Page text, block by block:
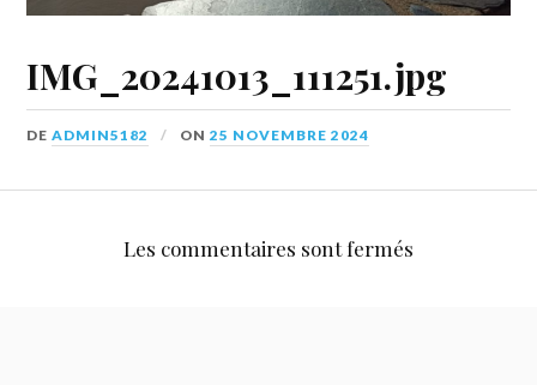
IMG_20241013_111251.jpg
DEADMIN5182 ON25 NOVEMBRE 2024
Les commentaires sont fermés